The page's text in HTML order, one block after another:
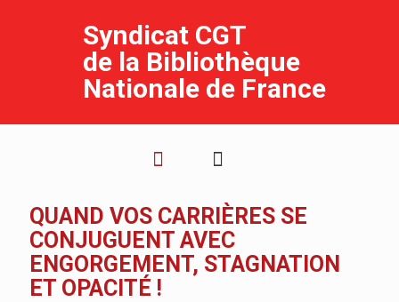
Syndicat CGT
de la Bibliothèque
Nationale de France
QUAND VOS CARRIÈRES SE
CONJUGUENT AVEC
ENGORGEMENT, STAGNATION
ET OPACITÉ !